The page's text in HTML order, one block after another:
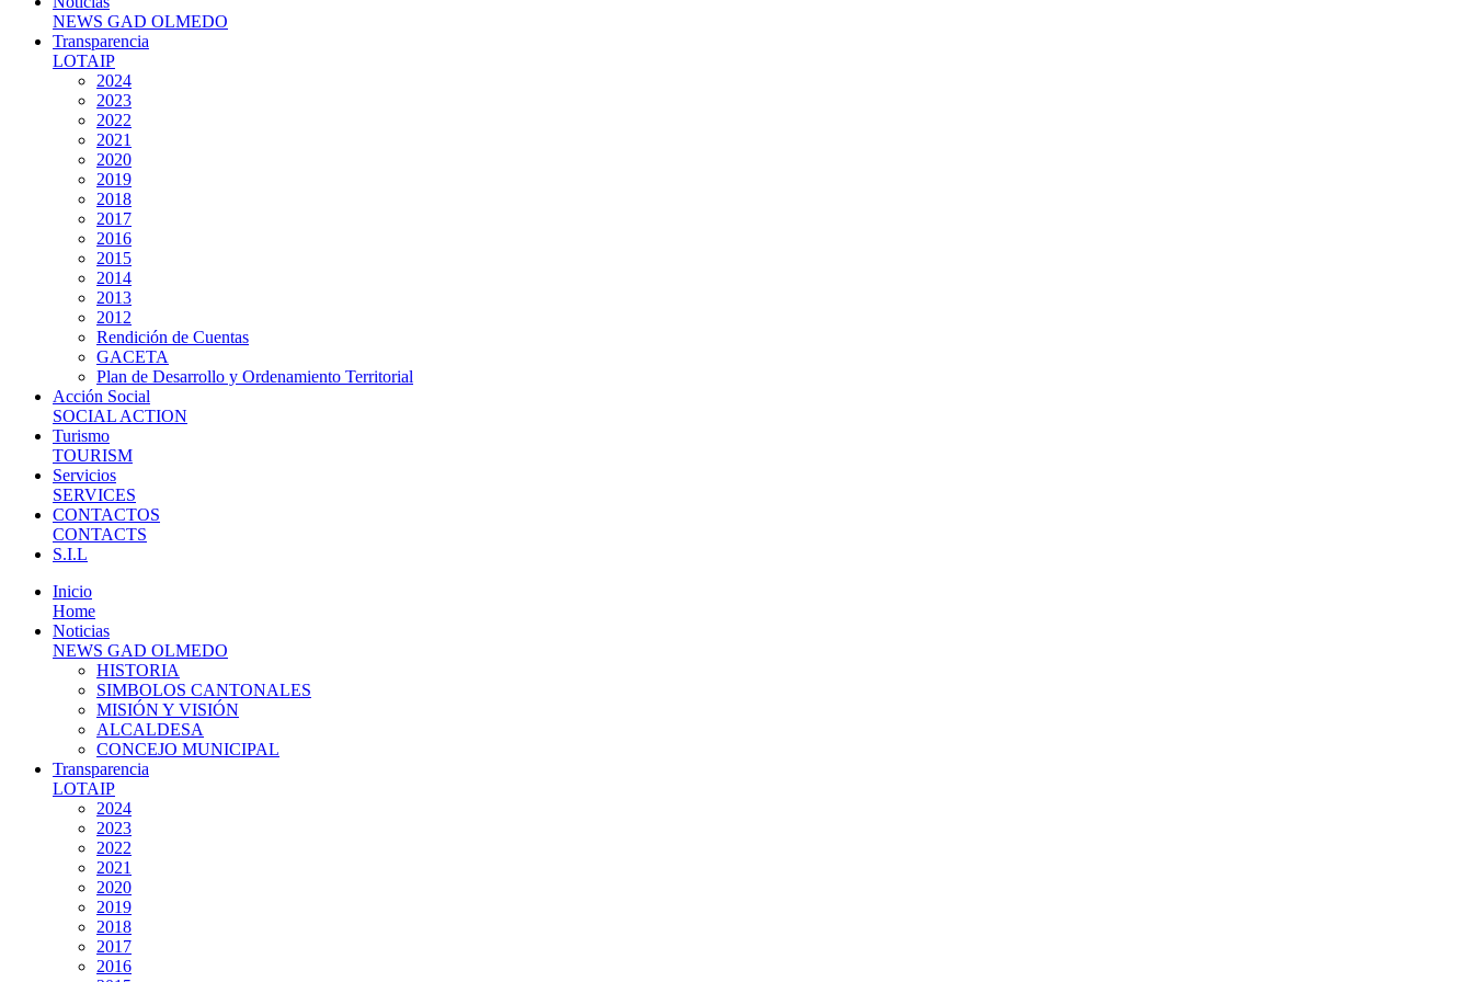
NEWS GAD OLMEDO
Transparencia
LOTAIP
2024
2023
2022
2021
2020
2019
2018
2017
2016
2015
2014
2013
2012
Rendición de Cuentas
GACETA
Plan de Desarrollo y Ordenamiento Territorial
Acción Social
SOCIAL ACTION
Turismo
TOURISM
Servicios
SERVICES
CONTACTOS
CONTACTS
S.I.L
Inicio
Home
Noticias
NEWS GAD OLMEDO
HISTORIA
SIMBOLOS CANTONALES
MISIÓN Y VISIÓN
ALCALDESA
CONCEJO MUNICIPAL
Transparencia
LOTAIP
2024
2023
2022
2021
2020
2019
2018
2017
2016